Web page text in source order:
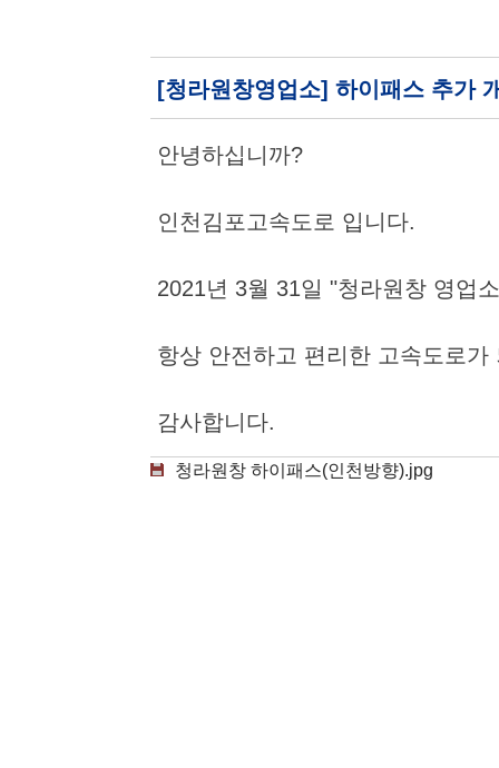
[청라원창영업소] 하이패스 추가
안녕하십니까?
인천김포고속도로 입니다.
2021년 3월 31일 "청라원창 영업
항상 안전하고 편리한 고속도로
감사합니다.
청라원창 하이패스(인천방향).jpg